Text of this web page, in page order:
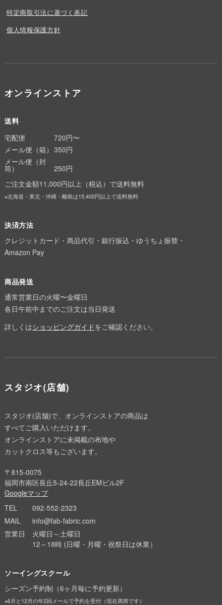
特定商取引法に基づく表記
個人情報保護方針
オンラインストア
送料
宅配便
720円〜
メール便（箱） 350円
メール便（封
筒）
250円
ご注文金額11,000円以上（税込）で送料無料
※北海道・東北・沖縄・離島は15,400円以上で送料無料
決済方法
クレジットカード・商品代引・銀行振込・ゆうちょ振替・
Amazon Pay
商品発送
通常営業日の火曜〜金曜日
各日午前中までのご注文は当日発送
詳しくはショッピングガイドをご確認ください。
スタジオ(店舗)
スタジオ(店舗)で、オンラインストアの商品は
すべてご購入いただけます。
オンラインストアに未掲載の布地や
カットクロス等もございます。
〒815-0075
福岡市南区長丘5-24-22長丘EMビル2F
Googleマップ
TEL
092-552-2323
MAIL
info@fab-fabric.com
営業日
火曜日～土曜日
12～18時 (日曜・月曜・祝祭日は休業）
ソーイングスクール
シーズン予約制（6ヶ月毎に予約更新）
※6月と12月の年2回メールで予約を受付（現在満席です）